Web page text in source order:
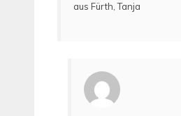
aus Fürth, Tanja